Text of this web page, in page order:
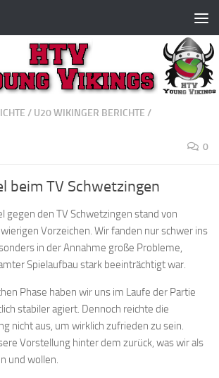
/ U20 WIKINGER BERICHTE /
0
beim TV Schwetzingen
gegen den TV Schwetzingen stand von
Vorzeichen. Wir fanden nur schwer ins
in der Annahme große Probleme,
Spielaufbau stark beeinträchtigt war.
Phase haben wir uns im Laufe der Partie
stabiler agiert. Dennoch reichte die
nicht aus, um wirklich zufrieden zu sein.
Vorstellung hinter dem zurück, was wir als
und wollen.